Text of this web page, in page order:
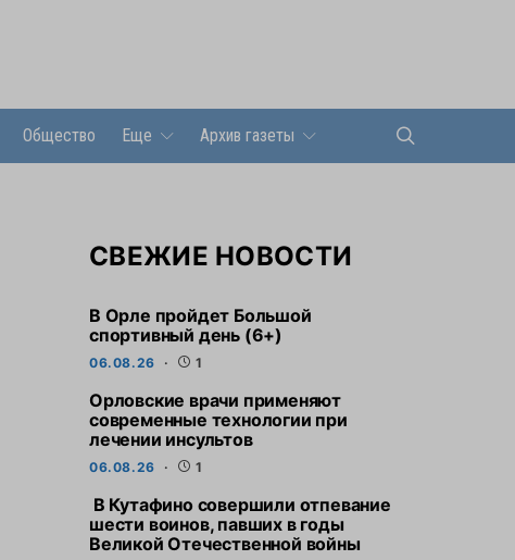
Общество Еще Архив газеты
СВЕЖИЕ НОВОСТИ
В Орле пройдет Большой
спортивный день (6+)
06.08.26 1
Орловские врачи применяют
современные технологии при
лечении инсультов
06.08.26 1
В Кутафино совершили отпевание
шести воинов, павших в годы
Великой Отечественной войны